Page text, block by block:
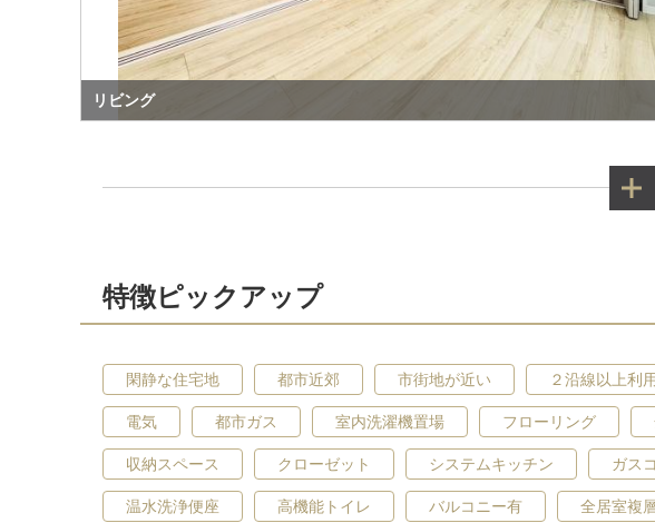
リビング
特徴ピックアップ
閑静な住宅地 都市近郊 市街地が近い ２沿線以上利
電気 都市ガス 室内洗濯機置場 フローリング
収納スペース クローゼット システムキッチン ガス
温水洗浄便座 高機能トイレ バルコニー有 全居室複